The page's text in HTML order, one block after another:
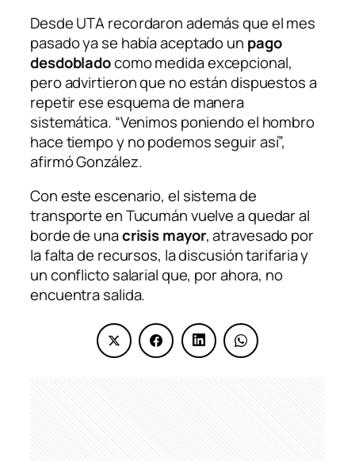
Desde UTA recordaron además que el mes
pasado ya se había aceptado un pago
desdobladocomo medida excepcional,
pero advirtieron que no están dispuestos a
repetir ese esquema de manera
sistemática. “Venimos poniendo el hombro
hace tiempo y no podemos seguir así”,
afirmó González.
Con este escenario, el sistema de
transporte en Tucumán vuelve a quedar al
borde de unacrisis mayor, atravesado por
la falta de recursos, la discusión tarifaria y
un conflicto salarial que, por ahora, no
encuentra salida.